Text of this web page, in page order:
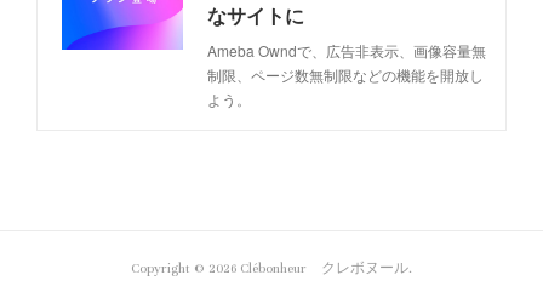
なサイトに
Ameba Owndで、広告非表示、画像容量無
制限、ページ数無制限などの機能を開放し
よう。
Copyright © 2026 Clébonheur クレボヌール.